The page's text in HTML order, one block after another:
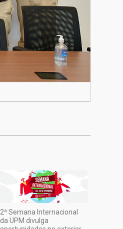
2ª Semana Internacional
da UPM divulga